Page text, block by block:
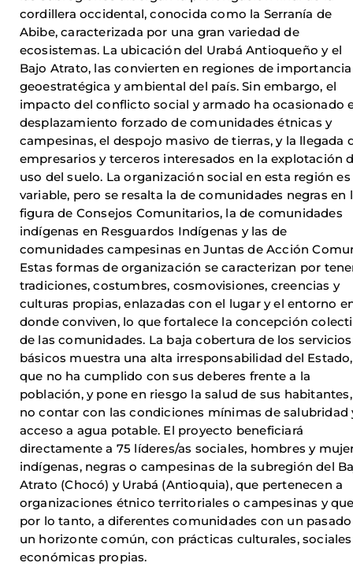
cordillera occidental, conocida como la Serranía de
Abibe, caracterizada por una gran variedad de
ecosistemas. La ubicación del Urabá Antioqueño y el
Bajo Atrato, las convierten en regiones de importancia
geoestratégica y ambiental del país. Sin embargo, el
impacto del conflicto social y armado ha ocasionado
desplazamiento forzado de comunidades étnicas y
campesinas, el despojo masivo de tierras, y la llegada
empresarios y terceros interesados en la explotación
uso del suelo. La organización social en esta región es
variable, pero se resalta la de comunidades negras en
figura de Consejos Comunitarios, la de comunidades
indígenas en Resguardos Indígenas y las de
comunidades campesinas en Juntas de Acción
Estas formas de organización se caracterizan por
tradiciones, costumbres, cosmovisiones, creencias y
culturas propias, enlazadas con el lugar y el entorno
donde conviven, lo que fortalece la concepción
de las comunidades. La baja cobertura de los servicios
básicos muestra una alta irresponsabilidad del Estado,
que no ha cumplido con sus deberes frente a la
población, y pone en riesgo la salud de sus
no contar con las condiciones mínimas de salubridad
acceso a agua potable. El proyecto beneficiará
directamente a 75 líderes/as sociales, hombres y
indígenas, negras o campesinas de la subregión del
Atrato (Chocó) y Urabá (Antioquia), que pertenecen a
organizaciones étnico territoriales o campesinas y
por lo tanto, a diferentes comunidades con un
un horizonte común, con prácticas culturales,
económicas propias.